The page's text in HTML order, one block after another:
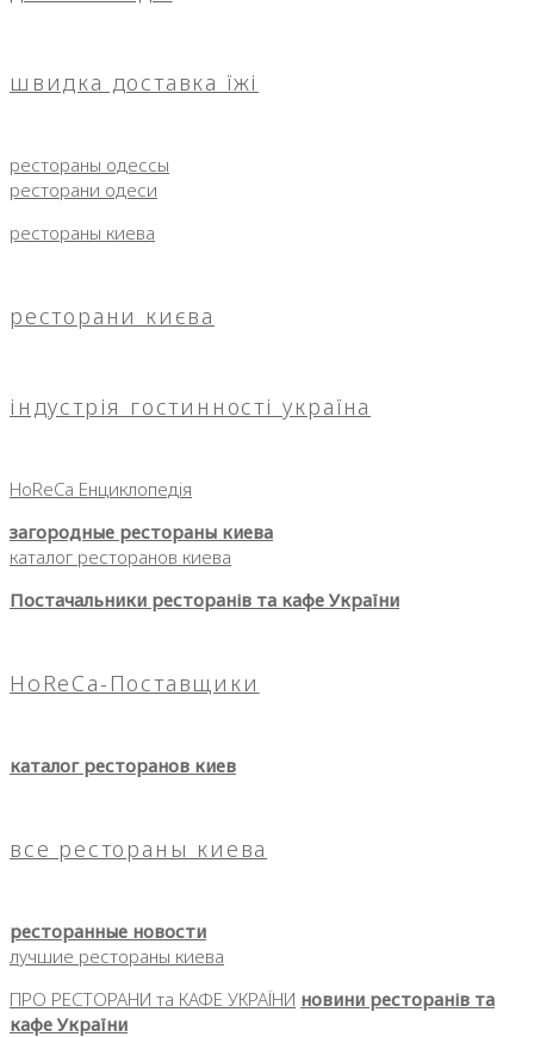
швидка доставка їжі
рестораны одессы
ресторани одеси
рестораны киева
ресторани києва
індустрія гостинності україна
HoReCa Енциклопедія
загородные рестораны киева
каталог ресторанов киева
Постачальники ресторанів та кафе України
HoReCa-Поставщики
каталог ресторанов киев
все рестораны киева
ресторанные новости
лучшие рестораны киева
ПРО РЕСТОРАНИ та КАФЕ УКРАЇНИ новини ресторанів та
кафе України